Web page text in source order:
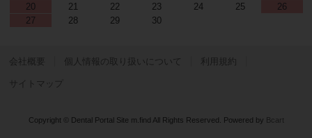
20
21 22 23 24 25
26
27
28 29 30
会社概要 個人情報の取り扱いについて 利用規約
サイトマップ
Copyright © Dental Portal Site m.find All Rights Reserved. Powered by Bcart